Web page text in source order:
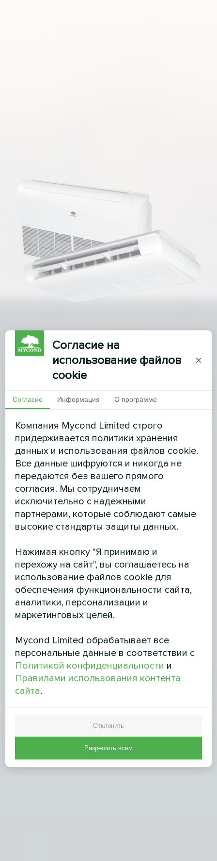
Согласие на
использование файлов
cookie
×
Согласие Информация О программе
Компания Mycond Limited строго
придерживается политики хранения
данных и использования файлов cookie.
Все данные шифруются и никогда не
передаются без вашего прямого
согласия. Мы сотрудничаем
исключительно с надежными
партнерами, которые соблюдают самые
высокие стандарты защиты данных.
Нажимая кнопку "Я принимаю и
перехожу на сайт", вы соглашаетесь на
использование файлов cookie для
обеспечения функциональности сайта,
аналитики, персонализации и
маркетинговых целей.
Mycond Limited обрабатывает все
персональные данные в соответствии с
Политикой конфиденциальности и
Правилами использования контента
сайта.
Отклонить
Разрешить всем